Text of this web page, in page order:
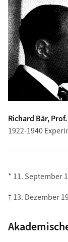
Richard Bär,
1922-1940
* 11. September
† 13. Dezember